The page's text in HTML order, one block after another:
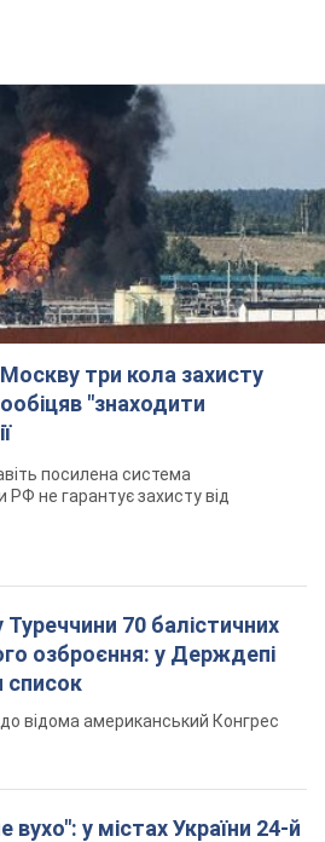
Москву три кола захисту
"знаходити
посилена система
РФ не гарантує захисту від
70 балістичних
озброєння: у Держдепі
відома американський Конгрес
вухо": у містах України 24-й